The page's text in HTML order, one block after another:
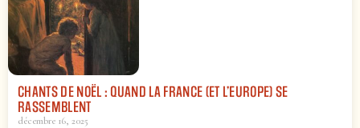
CHANTS DE NOËL : QUAND LA FRANCE (ET L’EUROPE) SE
RASSEMBLENT
décembre 16, 2025